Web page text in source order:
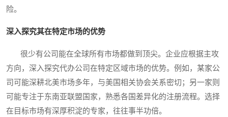
险。
深入探究其在特定市场的优势
很少有公司能在全球所有市场都做到顶尖。企业应根据主攻
方向，深入探究代办公司在特定区域市场的优势。例如，某家公
司可能深耕北美市场多年，与美国相关协会关系密切；另一家则
可能专注于东南亚联盟国家，熟悉各国差异化的注册流程。选择
在目标市场有深厚积淀的专家，往往事半功倍。